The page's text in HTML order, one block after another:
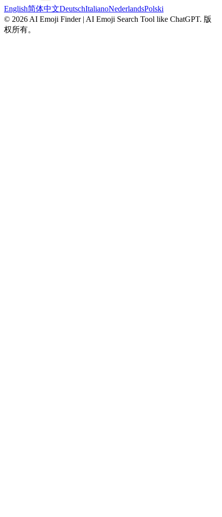
English简体中文DeutschItalianoNederlandsPolski
© 2026 AI Emoji Finder | AI Emoji Search Tool like ChatGPT. 版
权所有。